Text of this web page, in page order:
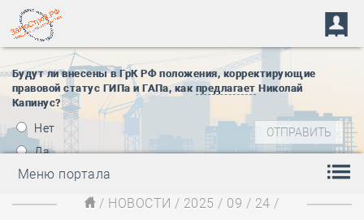
Будут ли внесены в ГрК РФ положения, корректирующие
правовой статус ГИПа и ГАПа, как предлагает Николай
Капинус?
Нет
Да
Меню портала
/ НОВОСТИ / 2025 / 09 / 24 /